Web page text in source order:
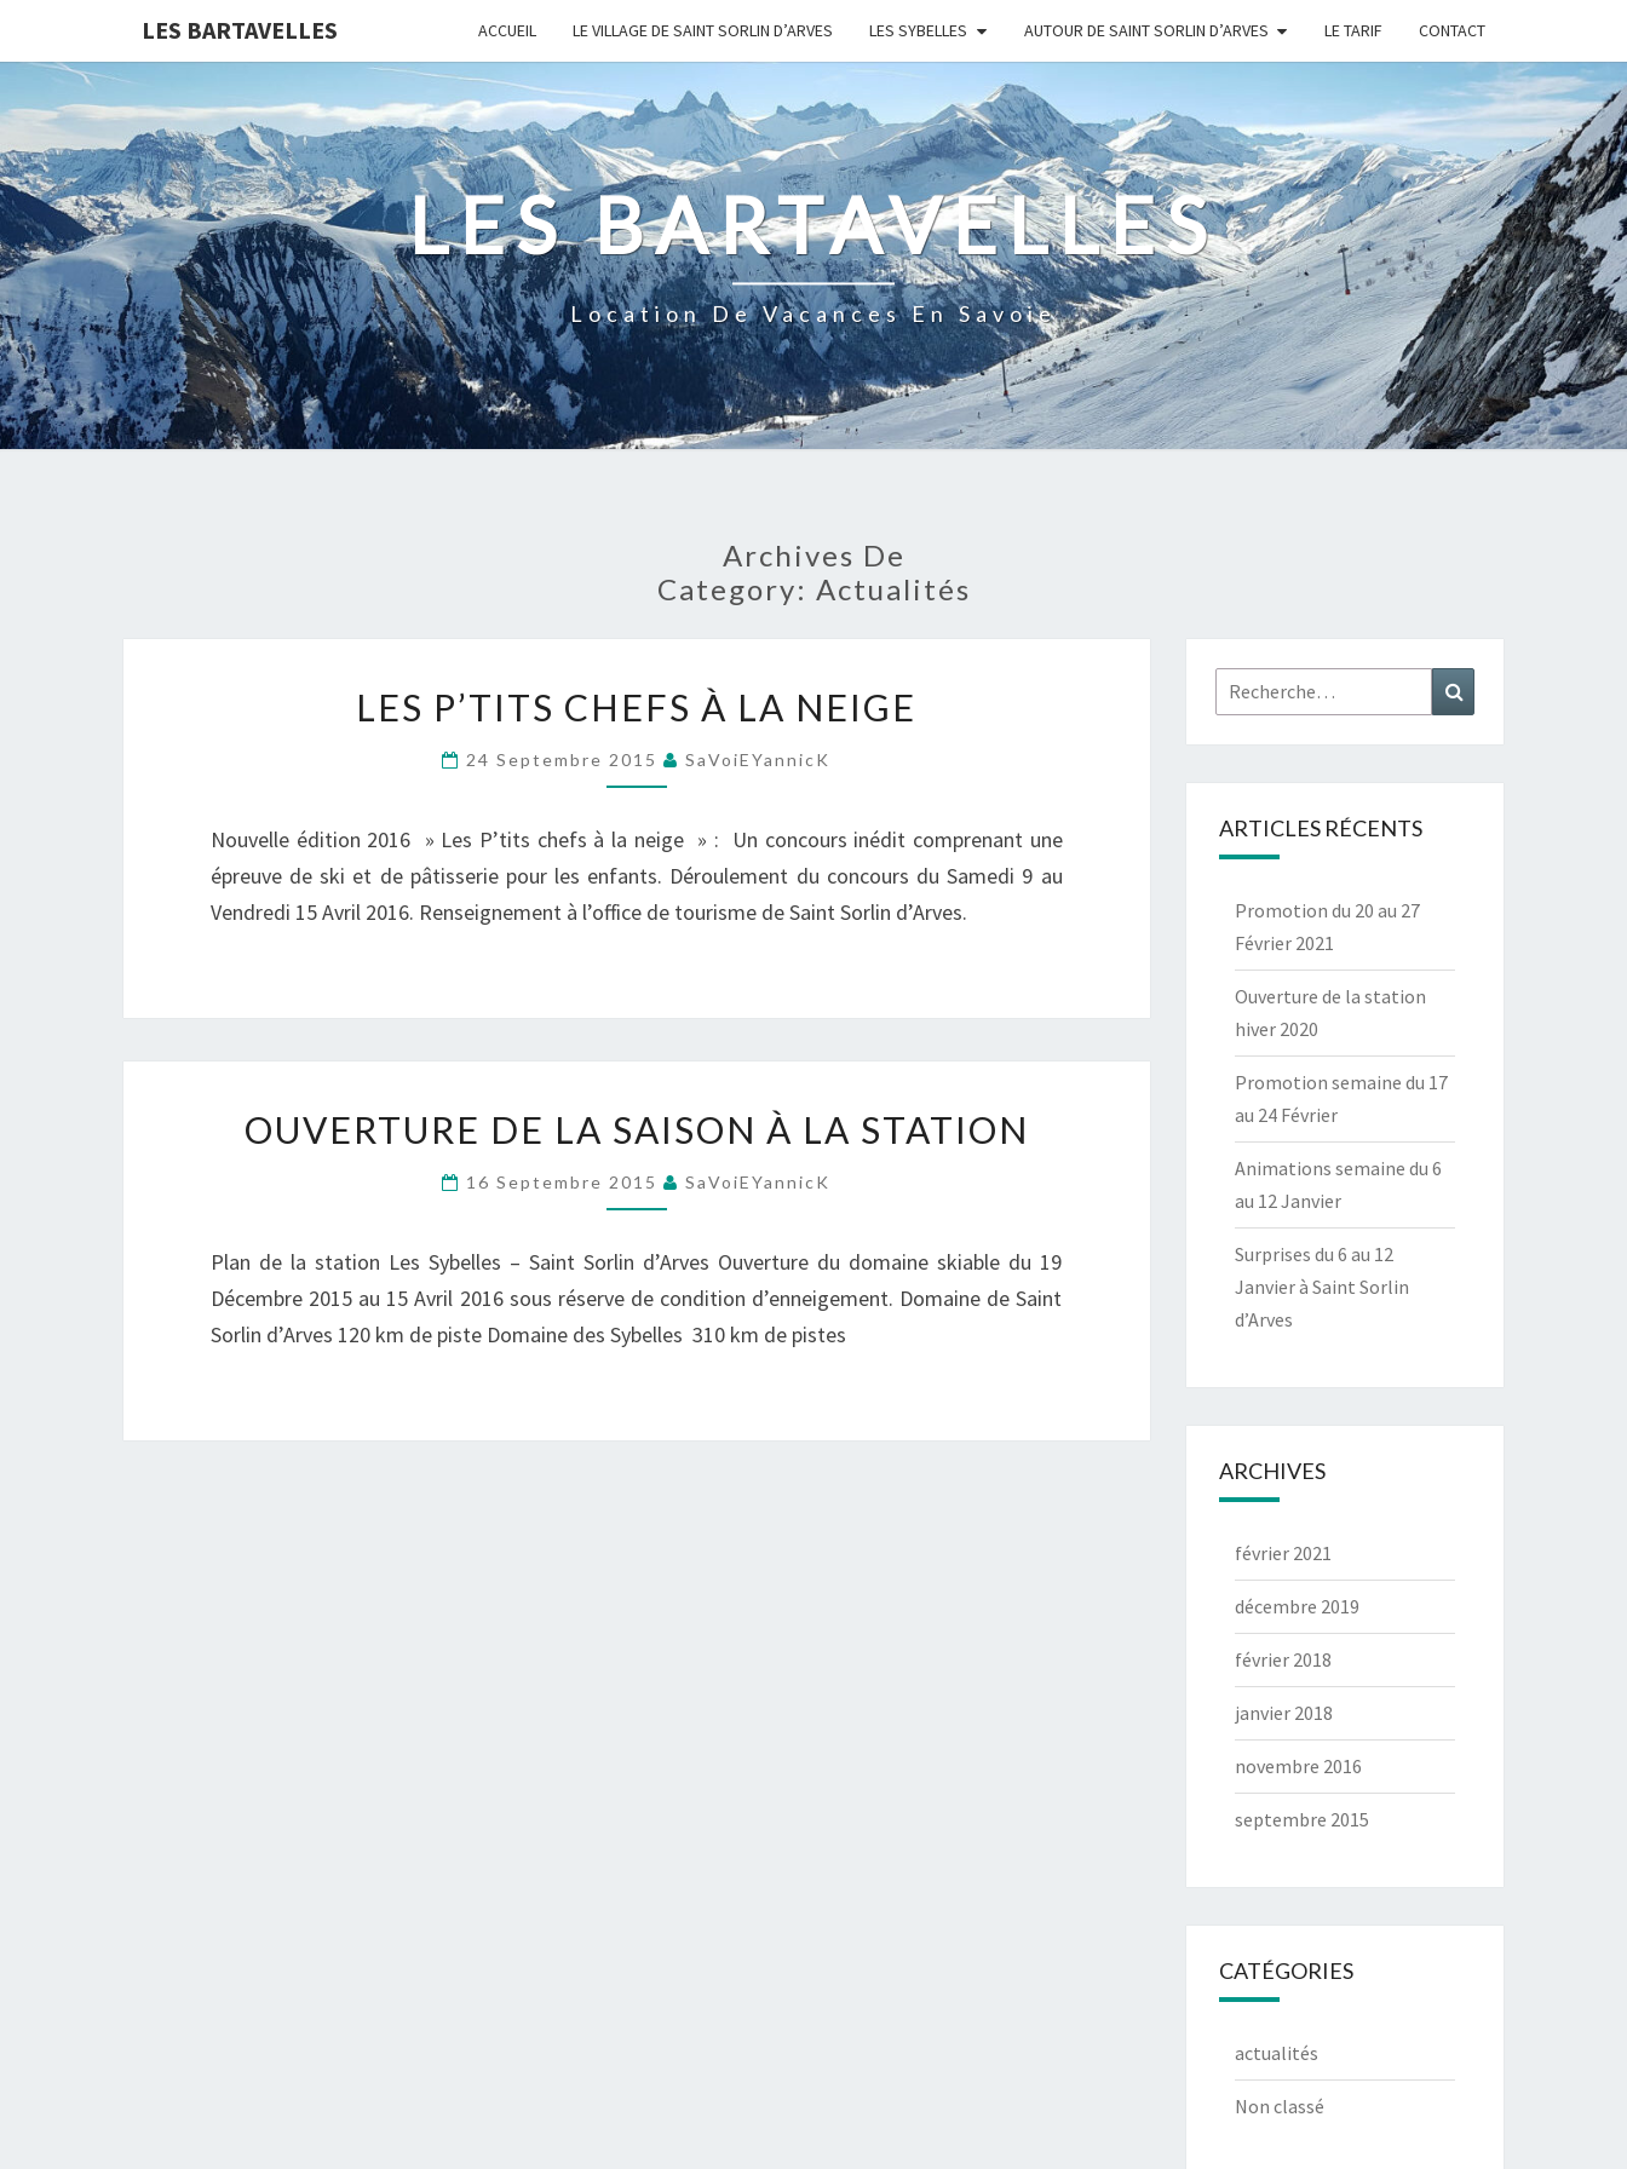
LES BARTAVELLES ACCUEIL LE VILLAGE DE SAINT SORLIN D’ARVES LES SYBELLES AUTOUR DE SAINT SORLIN D’ARVES LE TARIF CONTACT
LES BARTAVELLES
Location De Vacances En Savoie
Archives De
Category: Actualités
P’TITS
CHEFS
À
NEIGE
LES P’TITS CHEFS À LA NEIGE
24 Septembre 2015 SaVoiEYannicK
Nouvelle édition 2016 » Les P’tits chefs à la neige » : Un concours inédit comprenant une
épreuve de ski et de pâtisserie pour les enfants. Déroulement du concours du Samedi 9 au
Vendredi 15 Avril 2016. Renseignement à l’office de tourisme de Saint Sorlin d’Arves.
DE
LA
SAISON
OUVERTURE DE LA SAISON À LA STATION
16 Septembre 2015 SaVoiEYannicK
Plan de la station Les Sybelles – Saint Sorlin d’Arves Ouverture du domaine skiable du 19
Décembre 2015 au 15 Avril 2016 sous réserve de condition d’enneigement. Domaine de Saint
Sorlin d’Arves 120 km de piste Domaine des Sybelles 310 km de pistes
Rechercher :
ARTICLES RÉCENTS
Promotion du 20 au 27
Février 2021
Ouverture de la station
hiver 2020
Promotion semaine du 17
au 24 Février
Animations semaine du 6
au 12 Janvier
Surprises du 6 au 12
Janvier à Saint Sorlin
d’Arves
ARCHIVES
février 2021
décembre 2019
février 2018
janvier 2018
novembre 2016
septembre 2015
CATÉGORIES
actualités
Non classé